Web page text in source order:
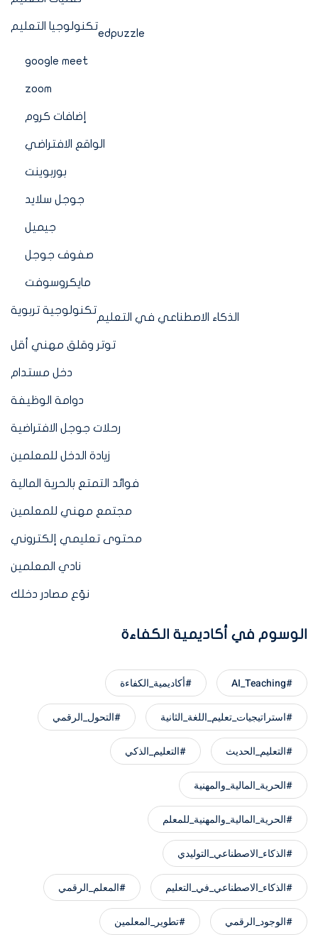
تكنولوجيا التعليم
edpuzzle
google meet
zoom
إضافات كروم
الواقع الافتراضي
بوربوينت
جوجل سلايد
جيميل
صفوف جوجل
مايكروسوفت
تكنولوجية تربوية
الذكاء الاصطناعي في التعليم
توتر وقلق مهني أقل
دخل مستدام
دوامة الوظيفة
رحلات جوجل الافتراضية
زيادة الدخل للمعلمين
فوائد التمتع بالحرية المالية
مجتمع مهني للمعلمين
محتوى تعليمي إلكتروني
نادي المعلمين
نوّع مصادر دخلك
الوسوم في أكاديمية الكفاءة
#AI_Teaching #أكاديمية_الكفاءة
#استراتيجيات_تعليم_اللغة_الثانية #التحول_الرقمي
#التعليم_الحديث #التعليم_الذكي
#الحرية_المالية_والمهنية
#الحرية_المالية_والمهنية_للمعلم
#الذكاء_الاصطناعي_التوليدي
#الذكاء_الاصطناعي_في_التعليم #المعلم_الرقمي
#الوجود_الرقمي #تطوير_المعلمين